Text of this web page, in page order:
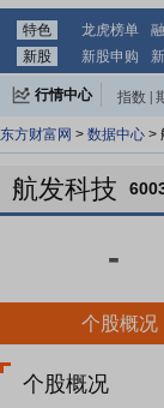
特色 龙虎榜单
新股
新股申购
行情中心 指数
东方财富网 > 数据中心 >
航发科技
-
个股概况
个股概况